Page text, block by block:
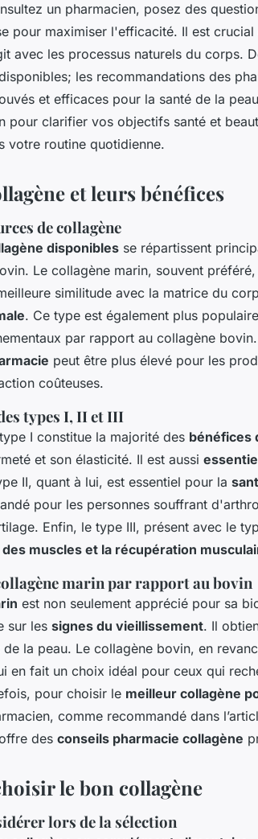
un pharmacien, posez des
pour maximiser l'efficacité. Il est
avec les processus naturels du corps.
les recommandations des
et efficaces pour la santé de la
pour clarifier vos objectifs santé et
votre routine quotidienne.
et leurs bénéfices
de collagène
disponibles se répartissent
Le collagène marin, souvent
similitude avec la matrice du
. Ce type est également plus
par rapport au collagène
peut être plus élevé pour les
coûteuses.
types I, II et III
I constitue la majorité des bénéfices
et son élasticité. Il est aussi
II, quant à lui, est essentiel pour la
pour les personnes souffrant
Enfin, le type III, présent avec le
des muscles et la récupération
marin par rapport au bovin
est non seulement apprécié pour sa
sur les signes du vieillissement. Il
la peau. Le collagène bovin, en
en fait un choix idéal pour ceux qui
pour choisir le meilleur collagène
comme recommandé dans
des conseils pharmacie collagène
le bon collagène
lors de la sélection